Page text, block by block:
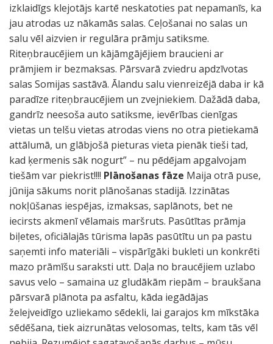
izklaidīgs klejotājs kartē neskatoties pat nepamanīs, ka
jau atrodas uz nākamās salas. Ceļošanai no salas un
salu vēl aizvien ir regulāra prāmju satiksme.
Riteņbraucējiem un kājāmgājējiem braucieni ar
prāmjiem ir bezmaksas. Pārsvarā zviedru apdzīvotas
salas Somijas sastāvā. Ālandu salu vienreizējā daba ir kā
paradīze riteņbraucējiem un zvejniekiem. Dažādā daba,
gandrīz neesoša auto satiksme, ievērības cienīgas
vietas un telšu vietas atrodas viens no otra pietiekamā
attālumā, un glābjošā pieturas vieta pienāk tieši tad,
kad ķermenis sāk nogurt” – nu pēdējam apgalvojam
tiešām var piekrist!!!! Plānošanas fāze Maija otrā puse,
jūnija sākums norit plānošanas stadijā. Izzinātas
nokļūšanas iespējas, izmaksas, saplānots, bet ne
iecirsts akmenī vēlamais maršruts. Pasūtītas prāmja
biļetes, oficiālajās tūrisma lapās pasūtītu un pa pastu
saņemti info materiāli – vispārīgāki bukleti un konkrēti
mazo prāmīšu saraksti utt. Daļa no braucējiem uzlabo
savus velo – samaina uz gludākām riepām – braukšana
pārsvarā plānota pa asfaltu, kāda iegādājas
želejveidīgo uzliekamo sēdekli, lai garajos km mīkstāka
sēdēšana, tiek aizrunātas velosomas, telts, kam tās vēl